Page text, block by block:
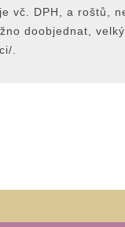
vč. DPH, a roštů,
doobjednat,
.